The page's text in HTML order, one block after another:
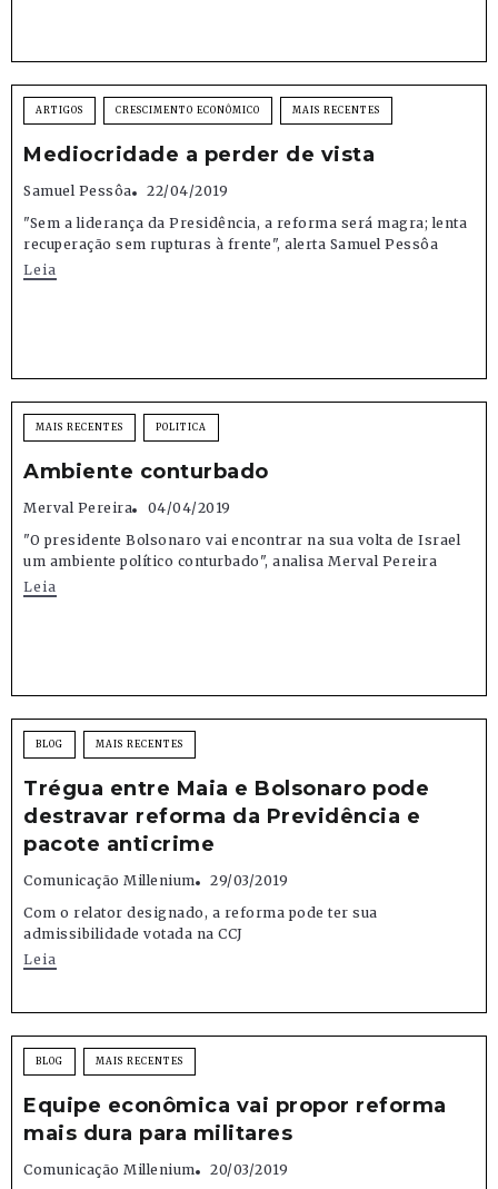
ARTIGOS CRESCIMENTO ECONÔMICO MAIS RECENTES
Mediocridade a perder de vista
Samuel Pessôa
22/04/2019
"Sem a liderança da Presidência, a reforma será magra; lenta
recuperação sem rupturas à frente", alerta Samuel Pessôa
Leia
MAIS RECENTES POLITICA
Ambiente conturbado
Merval Pereira
04/04/2019
"O presidente Bolsonaro vai encontrar na sua volta de Israel
um ambiente político conturbado", analisa Merval Pereira
Leia
BLOG MAIS RECENTES
Trégua entre Maia e Bolsonaro pode
destravar reforma da Previdência e
pacote anticrime
Comunicação Millenium
29/03/2019
Com o relator designado, a reforma pode ter sua
admissibilidade votada na CCJ
Leia
BLOG MAIS RECENTES
Equipe econômica vai propor reforma
mais dura para militares
Comunicação Millenium
20/03/2019